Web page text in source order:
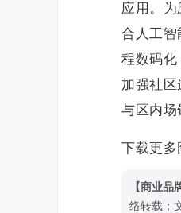
应用。
合人工智
程数码化
加强社区
与区内场
下载更
【商业品
络转载；